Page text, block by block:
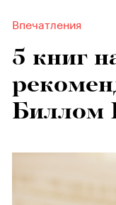
Впечатления
5 книг
Биллом